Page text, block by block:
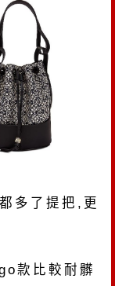
多了提把,更
款比較耐髒